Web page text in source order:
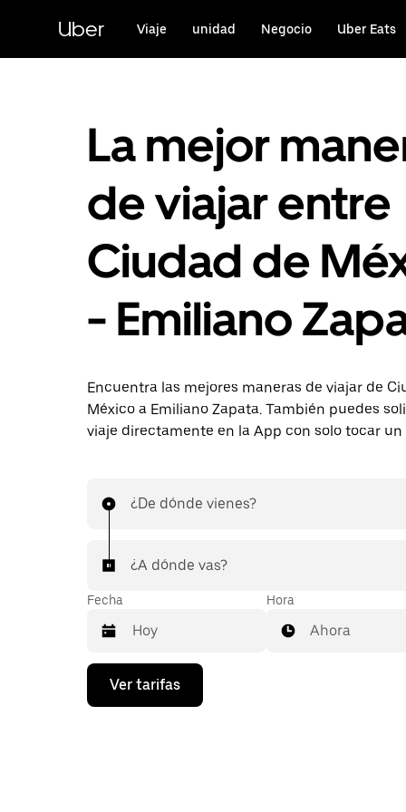
contenido
principal
Uber Viaje unidad Negocio Uber Eats
La mejor
de viajar entre
Ciudad de
- Emiliano
Encuentra las mejores maneras de viajar de
México a Emiliano Zapata. También puedes
viaje directamente en la App con solo tocar un
¿De dónde vienes?
¿A dónde vas?
Fecha
Presiona
flecha
Hora
Ahora
Ver tarifas